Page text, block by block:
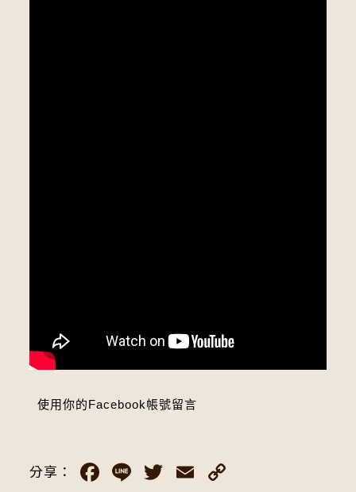
使用你的Facebook帳號留言
分享： Facebook
LineTwitter
Email